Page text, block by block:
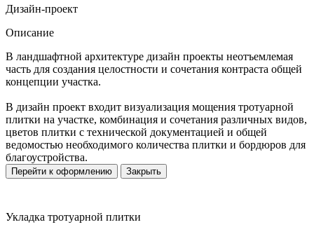
Дизайн-проект
Описание
В ландшафтной архитектуре дизайн проекты неотъемлемая
часть для создания целостности и сочетания контраста общей
концепции участка.
В дизайн проект входит визуализация мощения тротуарной
плитки на участке, комбинация и сочетания различных видов,
цветов плитки с технической документацией и общей
ведомостью необходимого количества плитки и бордюров для
благоустройства.
Перейти к оформлению Закрыть
Укладка тротуарной плитки